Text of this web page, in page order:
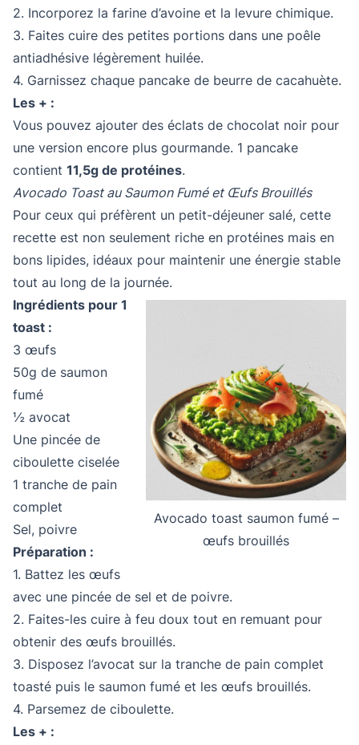
2. Incorporez la farine d’avoine et la levure chimique.
3. Faites cuire des petites portions dans une poêle
antiadhésive légèrement huilée.
4. Garnissez chaque pancake de beurre de cacahuète.
Les + :
Vous pouvez ajouter des éclats de chocolat noir pour
une version encore plus gourmande. 1 pancake
contient 11,5g de protéines.
Avocado Toast au Saumon Fumé et Œufs Brouillés
Pour ceux qui préfèrent un petit-déjeuner salé, cette
recette est non seulement riche en protéines mais en
bons lipides, idéaux pour maintenir une énergie stable
tout au long de la journée.
Avocado toast saumon fumé –
œufs brouillés
Ingrédients pour 1
toast :
3 œufs
50g de saumon
fumé
½ avocat
Une pincée de
ciboulette ciselée
1 tranche de pain
complet
Sel, poivre
Préparation :
1. Battez les œufs
avec une pincée de sel et de poivre.
2. Faites-les cuire à feu doux tout en remuant pour
obtenir des œufs brouillés.
3. Disposez l’avocat sur la tranche de pain complet
toasté puis le saumon fumé et les œufs brouillés.
4. Parsemez de ciboulette.
Les + :